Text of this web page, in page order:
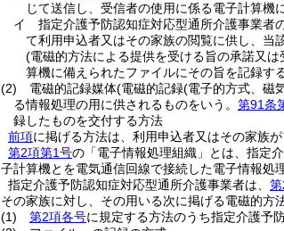
じて送信し、受信者の使用に係る電子計算機
イ
指定介護予防認知症対応型通所介護事業者
て利用申込者又はその家族の閲覧に供し、当
(電磁的方法による提供を受ける旨の承諾又
算機に備えられたファイルにその旨を記録す
(2)
電磁的記録媒体(電磁的記録(電子的方式、磁
る情報処理の用に供されるものをいう。 第91条
録したものを交付する方法
前項に掲げる方法は、利用申込者又はその家族
第2項第1号の「電子情報処理組織」とは、指定
子計算機とを電気通信回線で接続した電子情報処
指定介護予防認知症対応型通所介護事業者は、
その家族に対し、その用いる次に掲げる電磁的方
(1)
第2項各号に規定する方法のうち指定介護予